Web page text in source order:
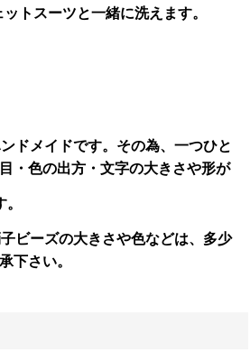
トスーツと一緒に洗えます。
ドメイドです。その為、一つひと
・色の出方・文字の大きさや形が
ビーズの大きさや色などは、多少
下さい。